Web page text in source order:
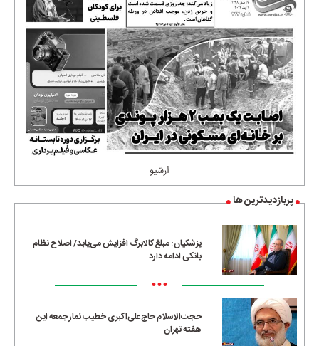
آرشیو
پربازدیدترین ها
پزشکیان: مبلغ کالابرگ افزایش می‌یابد/ اصلاح نظام
بانکی ادامه دارد
•••
حجت‌الاسلام حاج‌علی‌اکبری خطیب نماز جمعه این
هفته تهران